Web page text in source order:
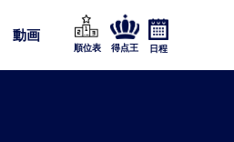
動画
順位表 得点王 日程